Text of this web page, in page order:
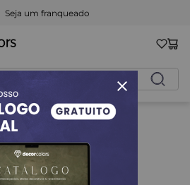
Seja um franqueado
E Telhas